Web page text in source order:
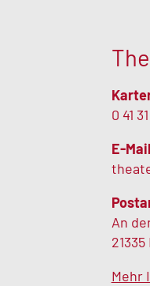
0 41
E-Mail
An
Mehr